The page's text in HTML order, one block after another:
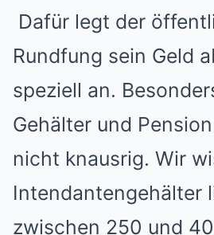
Dafür legt der
Rundfung sein Geld
speziell an.
Gehälter und
nicht knausrig. Wir
Intendantengehälter
zwischen 250 und